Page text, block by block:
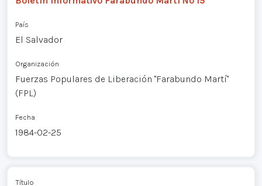
País
El Salvador
Organización
Fuerzas Populares de Liberación "Farabundo Martí"
(FPL)
Fecha
1984-02-25
Título